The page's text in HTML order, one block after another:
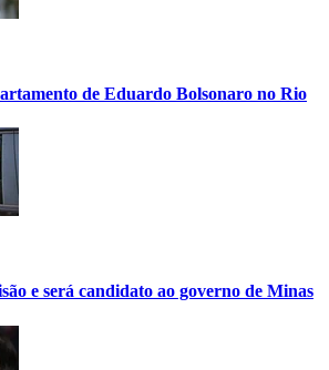
de Eduardo Bolsonaro no Rio
e será candidato ao governo de Minas